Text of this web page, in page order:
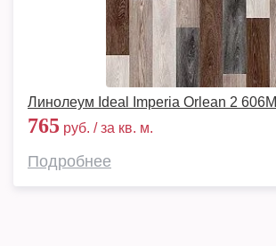
Линолеум Ideal Imperia Orlean 2 606M
765 руб. / за кв. м.
Подробнее